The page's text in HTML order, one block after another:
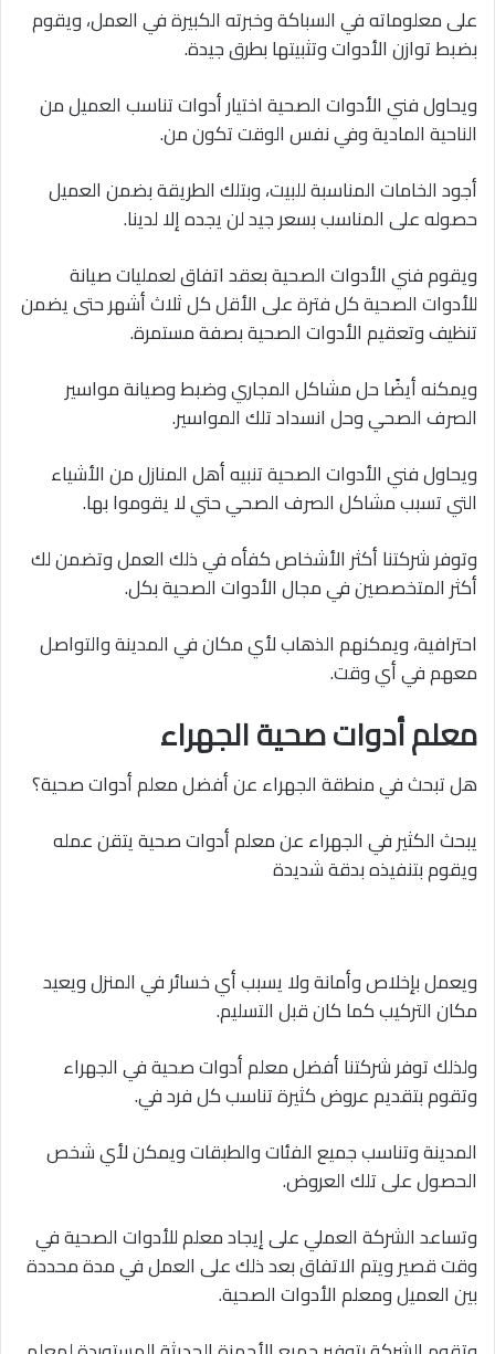
على معلوماته في السباكة وخبرته الكبيرة في العمل، ويقوم
بضبط توازن الأدوات وتثبيتها بطرق جيدة.
ويحاول فني الأدوات الصحية اختيار أدوات تناسب العميل من
الناحية المادية وفي نفس الوقت تكون من.
أجود الخامات المناسبة للبيت، وبتلك الطريقة بضمن العميل
حصوله على المناسب بسعر جيد لن يجده إلا لدينا.
ويقوم فني الأدوات الصحية بعقد اتفاق لعمليات صيانة
للأدوات الصحية كل فترة على الأقل كل ثلاث أشهر حتى يضمن
تنظيف وتعقيم الأدوات الصحية بصفة مستمرة.
ويمكنه أيضًا حل مشاكل المجاري وضبط وصيانة مواسير
الصرف الصحي وحل انسداد تلك المواسير.
ويحاول فني الأدوات الصحية تنبيه أهل المنازل من الأشياء
التي تسبب مشاكل الصرف الصحي حتي لا يقوموا بها.
وتوفر شركتنا أكثر الأشخاص كفأه في ذلك العمل وتضمن لك
أكثر المتخصصين في مجال الأدوات الصحية بكل.
احترافية، ويمكنهم الذهاب لأي مكان في المدينة والتواصل
معهم في أي وقت.
معلم أدوات صحية الجهراء
هل تبحث في منطقة الجهراء عن أفضل معلم أدوات صحية؟
يبحث الكثير في الجهراء عن معلم أدوات صحية يتقن عمله
ويقوم بتنفيذه بدقة شديدة
ويعمل بإخلاص وأمانة ولا يسبب أي خسائر في المنزل ويعيد
مكان التركيب كما كان قبل التسليم.
ولذلك توفر شركتنا أفضل معلم أدوات صحية في الجهراء
وتقوم بتقديم عروض كثيرة تناسب كل فرد في.
المدينة وتناسب جميع الفئات والطبقات ويمكن لأي شخص
الحصول على تلك العروض.
وتساعد الشركة العملي على إيجاد معلم للأدوات الصحية في
وقت قصير ويتم الاتفاق بعد ذلك على العمل في مدة محددة
بين العميل ومعلم الأدوات الصحية.